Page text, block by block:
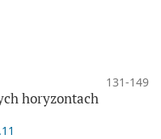
131-149
horyzontach